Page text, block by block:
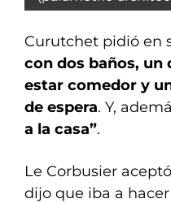
Curutchet pidió en
con dos baños,
estar comedor y
de espera. Y,
a la casa”.
Le Corbusier
dijo que iba a